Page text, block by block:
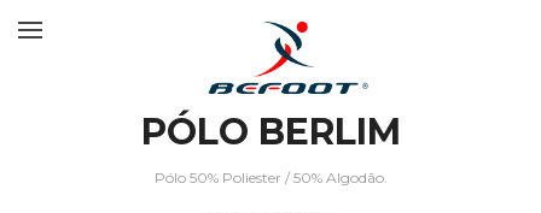
PÓLO BERLIM
Pólo 50% Poliester / 50% Algodão.